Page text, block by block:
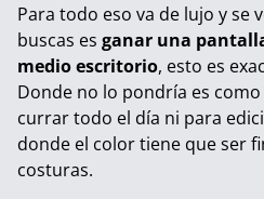
Para todo eso va de lujo y se
buscas es ganar una
medio escritorio, esto es
Donde no lo pondría es
currar todo el día ni para
donde el color tiene que ser
costuras.